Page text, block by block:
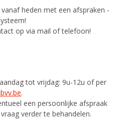
heden met een afspraken -
op via mail of telefoon!
tot vrijdag: 9u-12u of per
.
een persoonlijke afspraak
verder te behandelen.​​